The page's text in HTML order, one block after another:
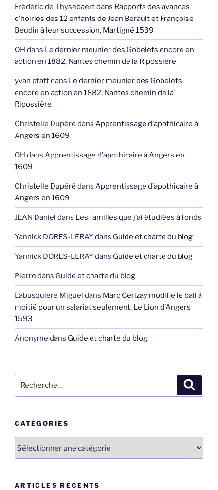
Frédéric de Thysebaertdans Rapports des avances
d’hoiries des 12 enfants de Jean Berault et Françoise
Beudin à leur succession, Martigné 1539
OH dans Le dernier meunier des Gobelets encore en
action en 1882, Nantes chemin de la Ripossière
yvan pfaffdans Le dernier meunier des Gobelets
encore en action en 1882, Nantes chemin de la
Ripossière
Christelle Dupéré dans Apprentissage d’apothicaire à
Angers en 1609
OH dans Apprentissage d’apothicaire à Angers en
1609
Christelle Dupéré dans Apprentissage d’apothicaire à
Angers en 1609
JEAN Daniel dans Les familles que j’ai étudiées à fonds
Yannick DORES-LERAYdans Guide et charte du blog
Yannick DORES-LERAYdans Guide et charte du blog
Pierre dans Guide et charte du blog
Labusquiere Miguel dans Marc Cerizay modifie le bail à
moitié pour un salariat seulement, Le Lion d’Angers
1593
Anonyme dans Guide et charte du blog
pour
CATÉGORIES
ARTICLES RÉCENTS